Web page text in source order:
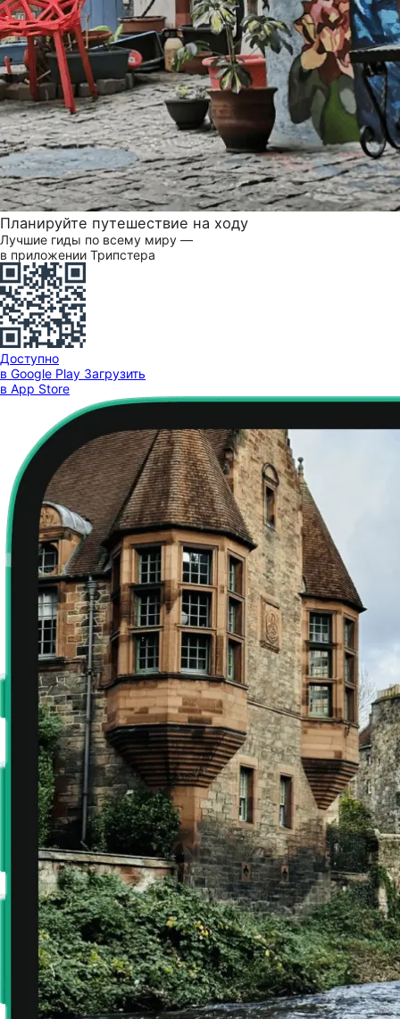
Планируйте путешествие на ходу
Лучшие гиды по всему миру —
в приложении Трипстера
Доступно
в Google Play Загрузить
в App Store